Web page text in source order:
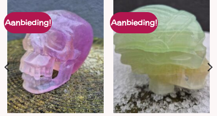
Aanbieding! Aanbieding!